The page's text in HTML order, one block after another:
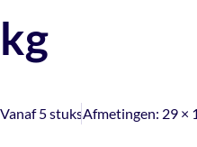
kg
Vanaf 5 stuksAfmetingen: 29 ×